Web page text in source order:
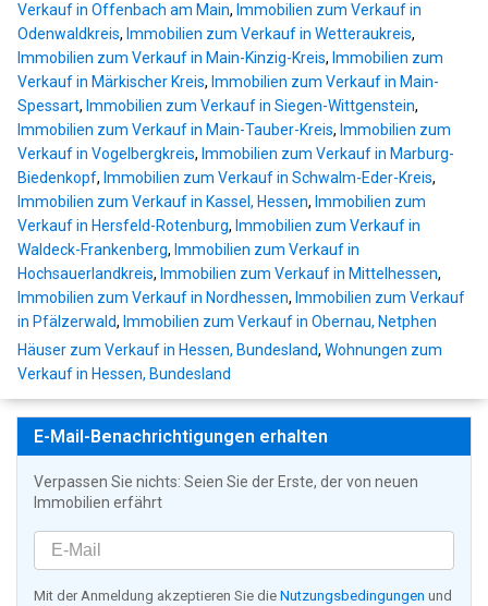
Verkauf in Offenbach am Main, Immobilien zum Verkauf in
Odenwaldkreis, Immobilien zum Verkauf in Wetteraukreis,
Immobilien zum Verkauf in Main-Kinzig-Kreis, Immobilien zum
Verkauf in Märkischer Kreis, Immobilien zum Verkauf in Main-
Spessart, Immobilien zum Verkauf in Siegen-Wittgenstein,
Immobilien zum Verkauf in Main-Tauber-Kreis, Immobilien zum
Verkauf in Vogelbergkreis, Immobilien zum Verkauf in Marburg-
Biedenkopf, Immobilien zum Verkauf in Schwalm-Eder-Kreis,
Immobilien zum Verkauf in Kassel, Hessen, Immobilien zum
Verkauf in Hersfeld-Rotenburg, Immobilien zum Verkauf in
Waldeck-Frankenberg, Immobilien zum Verkauf in
Hochsauerlandkreis, Immobilien zum Verkauf in Mittelhessen,
Immobilien zum Verkauf in Nordhessen, Immobilien zum Verkauf
in Pfälzerwald, Immobilien zum Verkauf in Obernau, Netphen
Häuser zum Verkauf in Hessen, Bundesland, Wohnungen zum
Verkauf in Hessen, Bundesland
E-Mail-Benachrichtigungen erhalten
Verpassen Sie nichts: Seien Sie der Erste, der von neuen
Immobilien erfährt
Mit der Anmeldung akzeptieren Sie die Nutzungsbedingungen und